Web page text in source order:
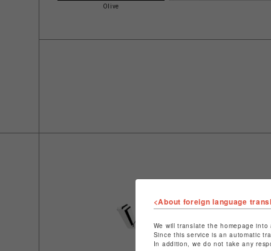
Olive
<About foreign language
We will translate the homepage
Since this service is an automatic
In addition, we do not take any